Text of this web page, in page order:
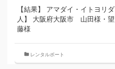
【結果】 アマダイ・イトヨリ
人】 大阪府大阪市 山田様・
藤様
レンタルボート